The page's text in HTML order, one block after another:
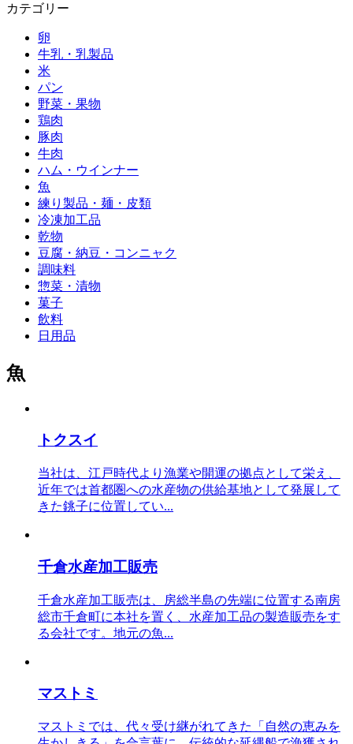
カテゴリー
卵
牛乳・乳製品
米
パン
野菜・果物
鶏肉
豚肉
牛肉
ハム・ウインナー
魚
練り製品・麺・皮類
冷凍加工品
乾物
豆腐・納豆・コンニャク
調味料
惣菜・漬物
菓子
飲料
日用品
魚
トクスイ
当社は、江戸時代より漁業や開運の拠点として栄え、
近年では首都圏への水産物の供給基地として発展して
きた銚子に位置してい...
千倉水産加工販売
千倉水産加工販売は、房総半島の先端に位置する南房
総市千倉町に本社を置く、水産加工品の製造販売をす
る会社です。地元の魚...
マストミ
マストミでは、代々受け継がれてきた「自然の恵みを